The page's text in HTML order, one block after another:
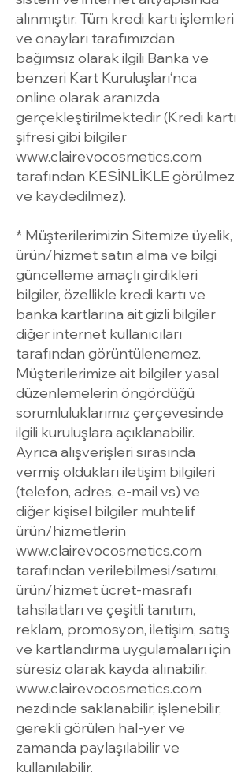
alınmıştır. Tüm kredi kartı işlemleri
ve onayları tarafımızdan
bağımsız olarak ilgili Banka ve
benzeri Kart Kuruluşları‘nca
online olarak aranızda
gerçekleştirilmektedir (Kredi kartı
şifresi gibi bilgiler
www.clairevocosmetics.com
tarafından KESİNLİKLE görülmez
ve kaydedilmez).
* Müşterilerimizin Sitemize üyelik,
ürün/hizmet satın alma ve bilgi
güncelleme amaçlı girdikleri
bilgiler, özellikle kredi kartı ve
banka kartlarına ait gizli bilgiler
diğer internet kullanıcıları
tarafından görüntülenemez.
Müşterilerimize ait bilgiler yasal
düzenlemelerin öngördüğü
sorumluluklarımız çerçevesinde
ilgili kuruluşlara açıklanabilir.
Ayrıca alışverişleri sırasında
vermiş oldukları iletişim bilgileri
(telefon, adres, e-mail vs) ve
diğer kişisel bilgiler muhtelif
ürün/hizmetlerin
www.clairevocosmetics.com
tarafından verilebilmesi/satımı,
ürün/hizmet ücret-masrafı
tahsilatları ve çeşitli tanıtım,
reklam, promosyon, iletişim, satış
ve kartlandırma uygulamaları için
süresiz olarak kayda alınabilir,
www.clairevocosmetics.com
nezdinde saklanabilir, işlenebilir,
gerekli görülen hal-yer ve
zamanda paylaşılabilir ve
kullanılabilir.